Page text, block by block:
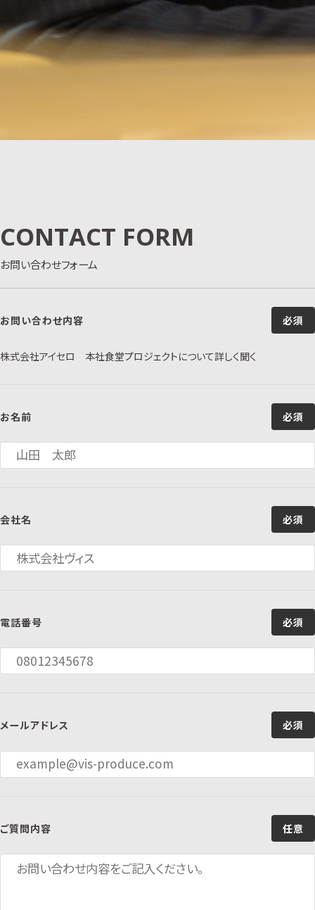
CONTACT FORM
お問い合わせフォーム
お問い合わせ内容 必須
株式会社アイセロ 本社食堂プロジェクトについて詳しく聞く
お名前 必須
会社名 必須
電話番号 必須
メールアドレス 必須
ご質問内容 任意